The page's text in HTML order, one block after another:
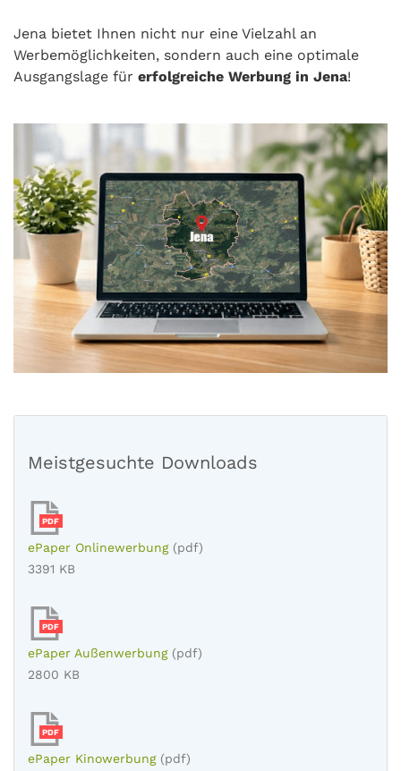
Jena bietet Ihnen nicht nur eine Vielzahl an
Werbemöglichkeiten, sondern auch eine optimale
Ausgangslage für erfolgreiche Werbung in Jena!
Meistgesuchte Downloads
PDF
ePaper Onlinewerbung (pdf)
3391 KB
PDF
ePaper Außenwerbung (pdf)
2800 KB
PDF
ePaper Kinowerbung (pdf)